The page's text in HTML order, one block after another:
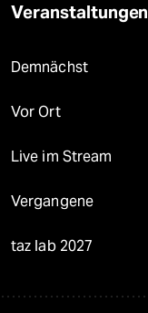
Veranstaltungen
Demnächst
Vor Ort
Live im Stream
Vergangene
taz lab 2027